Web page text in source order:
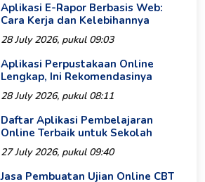
Aplikasi E-Rapor Berbasis Web:
Cara Kerja dan Kelebihannya
28 July 2026, pukul 09:03
Aplikasi Perpustakaan Online
Lengkap, Ini Rekomendasinya
28 July 2026, pukul 08:11
Daftar Aplikasi Pembelajaran
Online Terbaik untuk Sekolah
27 July 2026, pukul 09:40
Jasa Pembuatan Ujian Online CBT